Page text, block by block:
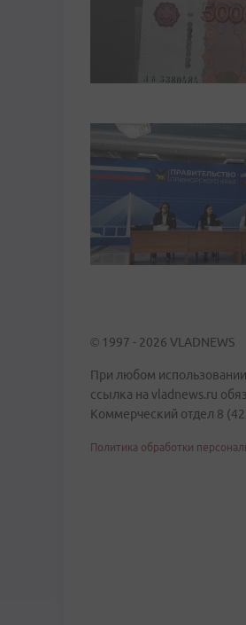
© 1997 - 2026 VLADNEWS
При любом
ссылка на vladnews.ru
Коммерческий отдел 8
Политика обработки